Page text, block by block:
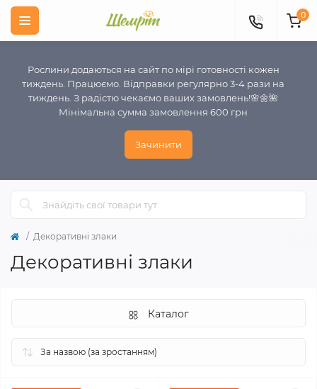
Рослини додаються на сайт по мірі готовності кожен
тиждень. Працюємо. Відправки регулярно 3-4 рази на
тиждень. З радістю чекаємо ваших замовлень!🌸🌼🌺
Мінімальна сумма замовлення 600 грн
Зачинити
0
Декоративні злаки
Декоративні злаки
Каталог